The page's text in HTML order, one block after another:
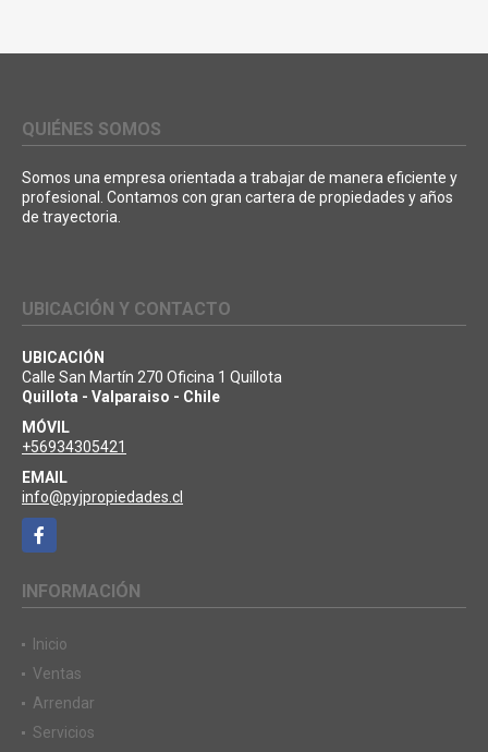
QUIÉNES SOMOS
Somos una empresa orientada a trabajar de manera eficiente y
profesional. Contamos con gran cartera de propiedades y años
de trayectoria.
UBICACIÓN Y CONTACTO
UBICACIÓN
Calle San Martín 270 Oficina 1 Quillota
Quillota - Valparaiso - Chile
MÓVIL
+56934305421
EMAIL
info@pyjpropiedades.cl
Facebook
INFORMACIÓN
Inicio
Ventas
Arrendar
Servicios